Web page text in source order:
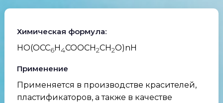
Химическая формула:
HO(OCC6H4COOCH2CH2O)nH
Применение
Применяется в производстве красителей,
пластификаторов, а также в качестве